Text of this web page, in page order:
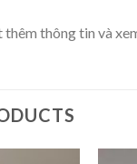
thông tin và